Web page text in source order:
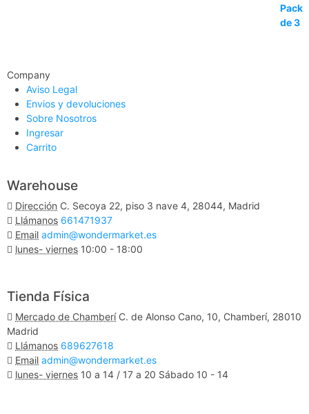
Company
Aviso Legal
Envios y devoluciones
Sobre Nosotros
Ingresar
Carrito
Warehouse
Dirección C. Secoya 22, piso 3 nave 4, 28044, Madrid
Llámanos 661471937
Email admin@wondermarket.es
lunes- viernes 10:00 - 18:00
Tienda Física
Mercado de Chamberí C. de Alonso Cano, 10, Chamberí, 28010
Madrid
Llámanos 689627618
Email admin@wondermarket.es
lunes- viernes 10 a 14 / 17 a 20 Sábado 10 - 14